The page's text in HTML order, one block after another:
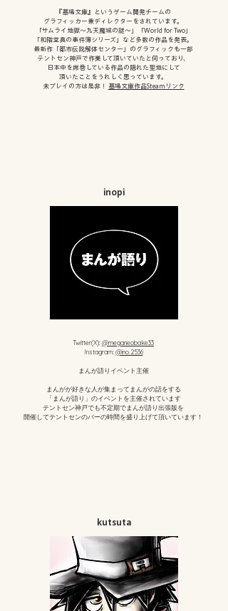
『墓場文庫』というゲーム開発チームの
グラフィッカー兼ディレクターをされています。
「サムライ地獄〜九天魔城の謎〜」「World for Two」
「和階堂真の事件簿シリーズ」など多数の作品を発表。
最新作「都市伝説解体センター」
のグラフィックも一部
テントセン神戸で作業して頂いていたと伺っており、
日本中を席巻している作品の隠れた聖地にして
頂いたことをうれしく思っています。
未プレイの方は是非！
墓場文庫作品Steamリンク
inopi
Twitter(X):@meganeobake33
Instagram:@ino.2536
​まんが語りイベント主催
まんがが好きな人が集まってまんがの話をする
「まんが語り」のイベントを主催されています
テントセン神戸でも不定期でまんが語り出張版を
開催してテントセンのバーの時間を盛り上げて頂いています！
kutsuta